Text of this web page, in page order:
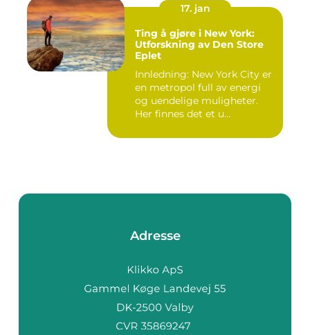
17. jan
Ting å gjøre i New York:
Utforskning av Den Store
Eplet
Innledning: New York City er
en metropol full av energi
og uendelige muligheter.
Her finnes det et u...
Adresse